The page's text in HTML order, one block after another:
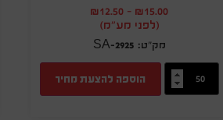
₪15.00
-
₪12.50
(לפני מע"מ)
SA-2925
הוספה להצעת מחיר